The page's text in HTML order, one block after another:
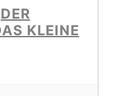
KLEINE